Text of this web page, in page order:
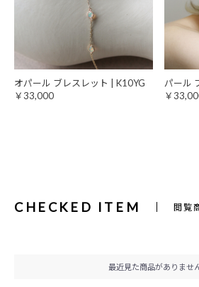
オパール ブレスレット | K10YG
￥33,000
パール
￥
CHECKED ITEM 閲覧
最近見た商品がありません